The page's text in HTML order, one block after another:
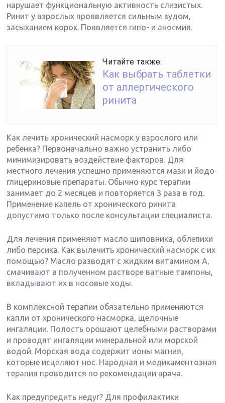
нарушает функциональную активность слизистых.
Ринит у взрослых проявляется сильным зудом,
засыханием корок. Появляется гипо- и аносмия.
Читайте также:
Как выбрать таблетки
от аллергического
ринита
Как лечить хронический насморк у взрослого или
ребенка? Первоначально важно устранить либо
минимизировать воздействие факторов. Для
местного лечения успешно применяются мази и йодо-
глицериновые препараты. Обычно курс терапии
занимает до 2 месяцев и повторяется 3 раза в год.
Применение капель от хронического ринита
допустимо только после консультации специалиста.
Для лечения применяют масло шиповника, облепихи
либо персика. Как вылечить хронический насморк с их
помощью? Масло разводят с жидким витамином А,
смачивают в полученном растворе ватные тампоны,
вкладывают их в носовые ходы.
В комплексной терапии обязательно применяются
капли от хронического насморка, щелочные
ингаляции. Полость орошают целебными растворами
и проводят ингаляции минеральной или морской
водой. Морская вода содержит ионы магния,
которые исцеляют нос. Народная и медикаментозная
терапия проводится по рекомендации врача.
Как предупредить недуг? Для профилактики